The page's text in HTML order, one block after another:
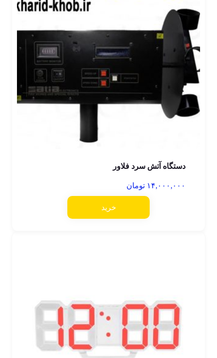
دستگاه آتش سرد فلاور
۱۴,۰۰۰,۰۰۰ تومان
خرید